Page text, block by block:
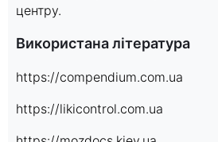
центру.
Використана література
https://compendium.com.ua
https://likicontrol.com.ua